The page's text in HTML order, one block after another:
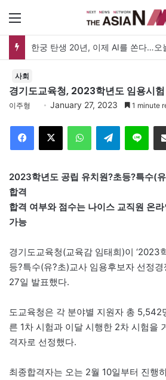
사회
경기도교육청, 2023학년도 임용시
이주형 January 27, 2023 1 minute
Telegram
2023학년도 공립 유치원?초등?특수(
합격
합격 여부와 점수는 나이스 교직원 온
가능
경기도교육청(교육감 임태희)이 ‘2023
등?특수(유?초)교사 임용후보자 선정경
27일 발표했다.
도교육청은 각 분야별 지원자 총 5,542
른 1차 시험과 이달 시행한 2차 시험을
격자로 선정했다.
최종합격자는 오는 2월 10일부터 진행